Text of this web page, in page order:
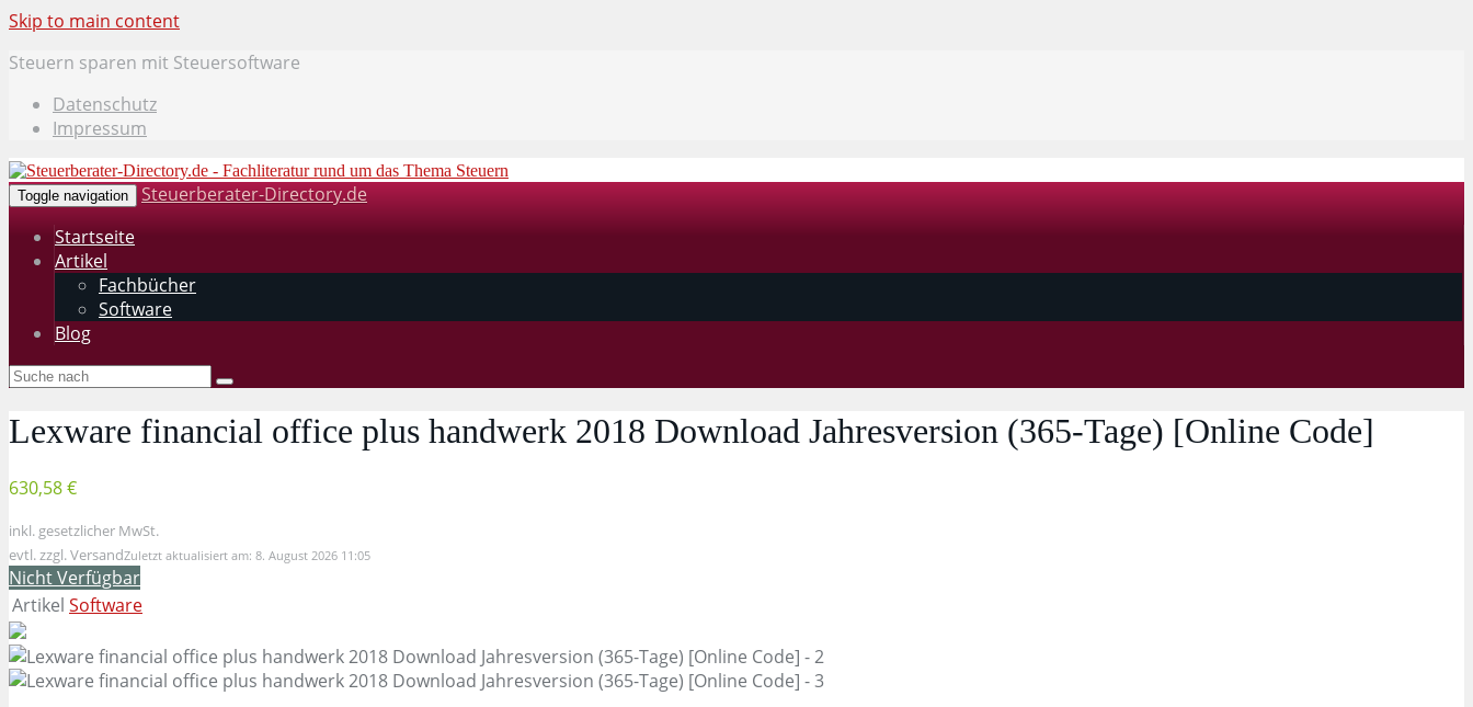
Skip to main content
Steuern sparen mit Steuersoftware
Datenschutz
Impressum
Toggle navigation
Steuerberater-Directory.de
Startseite
Artikel
Fachbücher
Software
Blog
Lexware financial office plus handwerk 2018 Download Jahresversion (365-Tage) [Online Code]
630,58 €
inkl. gesetzlicher MwSt.
evtl. zzgl. VersandZuletzt aktualisiert am: 8. August 2026 11:05
Nicht Verfügbar
Artikel Software